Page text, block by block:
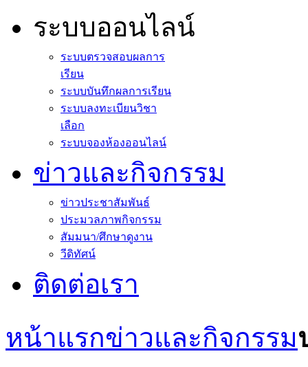
ระบบออนไลน์
ระบบตรวจสอบผลการ
เรียน
ระบบบันทึกผลการเรียน
ระบบลงทะเบียนวิชา
เลือก
ระบบจองห้องออนไลน์
ข่าวและกิจกรรม
ข่าวประชาสัมพันธ์
ประมวลภาพกิจกรรม
สัมมนา/ศึกษาดูงาน
วีดิทัศน์
ติดต่อเรา
หน้าแรกข่าวและกิจกรรม